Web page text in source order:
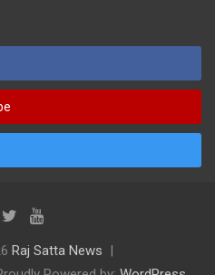
Raj Satta News